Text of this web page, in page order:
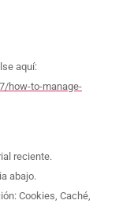
aquí:
how-to-manage-
reciente.
abajo.
Cookies, Caché,